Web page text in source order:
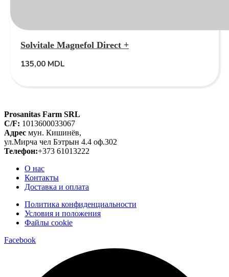
Solvitale Magnefol Direct +
135,00 MDL
Prosanitas Farm SRL
C/F: 1013600033067
Адрес мун. Кишинёв,
ул.Мирча чел Бэтрын 4.4 оф.302
Телефон:+373 61013222
О нас
Контакты
Доставка и оплата
Политика конфиденциальности
Условия и положения
Файлы cookie
Facebook